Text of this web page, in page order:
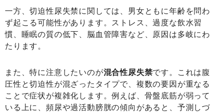
一方、切迫性尿失禁に関しては、男女ともに年齢を問わ
ず起こる可能性があります。ストレス、過度な飲水習
慣、睡眠の質の低下、脳血管障害など、原因は多岐にわ
たります。
また、特に注意したいのが混合性尿失禁です。これは腹
圧性と切迫性が混ざったタイプで、複数の要因が重なる
ことで症状が複雑化します。例えば、骨盤底筋が弱って
いる上に、頻尿や過活動膀胱の傾向があると、予測しづ